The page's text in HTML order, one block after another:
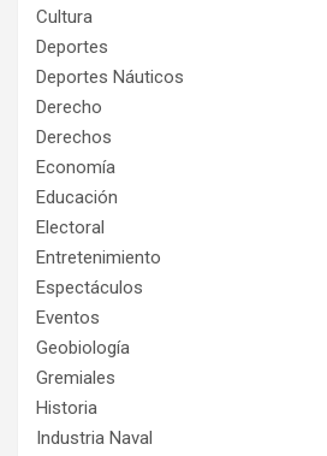
Cultura
Deportes
Deportes Náuticos
Derecho
Derechos
Economía
Educación
Electoral
Entretenimiento
Espectáculos
Eventos
Geobiología
Gremiales
Historia
Industria Naval